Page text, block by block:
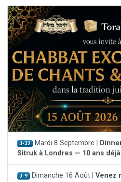
J-32 Mardi 8 Septembre |
Sitruk à Londres — 10 ans déjà
J-9 Dimanche 16 Août | Venez